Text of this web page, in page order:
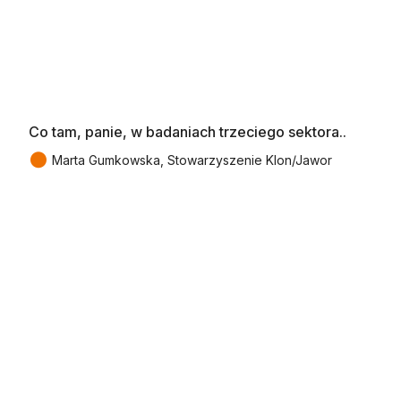
Co tam, panie, w badaniach trzeciego sektora..
● Marta Gumkowska, Stowarzyszenie Klon/Jawor